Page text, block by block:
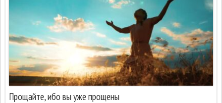
Прощайте, ибо вы уже прощены